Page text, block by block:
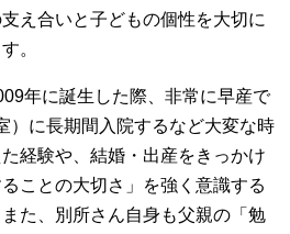
え合いと子どもの個性を大切に
。
年に誕生した際、非常に早産で
）に長期間入院するなど大変な時
経験や、結婚・出産をきっかけ
ことの大切さ」を強く意識する
た、別所さん自身も父親の「勉